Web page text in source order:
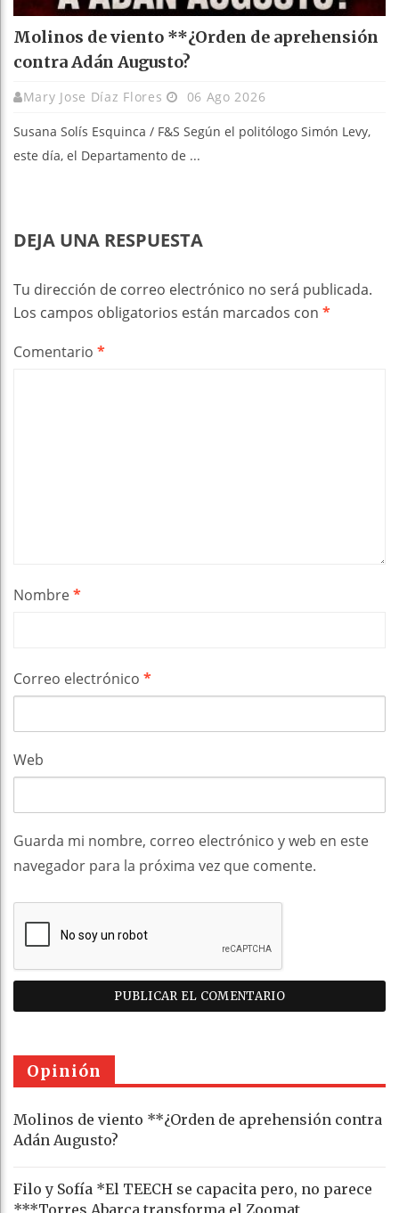
Molinos de viento **¿Orden de aprehensión
contra Adán Augusto?
Mary Jose Díaz Flores 06 Ago 2026
Susana Solís Esquinca / F&S Según el politólogo Simón Levy,
este día, el Departamento de ...
DEJA UNA RESPUESTA
Tu dirección de correo electrónico no será publicada.
Los campos obligatorios están marcados con *
Comentario *
Nombre*
Correo electrónico *
Web
Guarda mi nombre, correo electrónico y web en este
navegador para la próxima vez que comente.
Opinión
Molinos de viento **¿Orden de aprehensión contra
Adán Augusto?
Filo y Sofía *El TEECH se capacita pero, no parece